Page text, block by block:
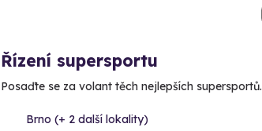
Řízení supersportu
Posaďte se za volant těch nejlepších supersportů.
Brno (+ 2 další lokality)